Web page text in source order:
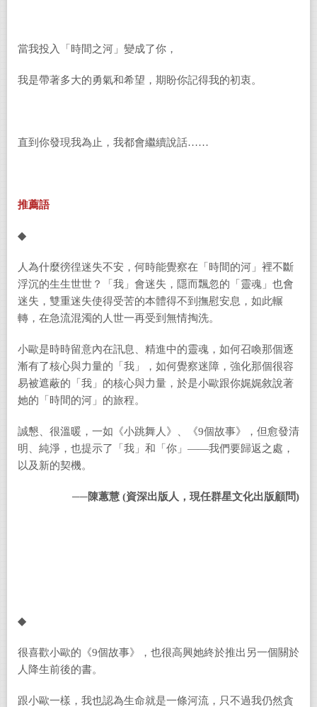
當我投入「時間之河」變成了你，
我是帶著多大的勇氣和希望，期盼你記得我的初衷。
直到你發現我為止，我都會繼續說話……
推薦語
◆
人為什麼徬徨迷失不安，何時能覺察在「時間的河」裡不斷
浮沉的生生世世？「我」會迷失，隱而飄忽的「靈魂」也會
迷失，雙重迷失使得受苦的本體得不到撫慰安息，如此輾
轉，在急流混濁的人世一再受到無情掏洗。
小歐是時時留意內在訊息、精進中的靈魂，如何召喚那個逐
漸有了核心與力量的「我」，如何覺察迷障，強化那個很容
易被遮蔽的「我」的核心與力量，於是小歐跟你娓娓敘說著
她的「時間的河」的旅程。
誠懇、很溫暖，一如《小跳舞人》、《9個故事》，但愈發清
明、純淨，也提示了「我」和「你」——我們要歸返之處，
以及新的契機。
──陳蕙慧 (資深出版人，現任群星文化出版顧問)
◆
很喜歡小歐的《9個故事》，也很高興她終於推出另一個關於
人降生前後的書。
跟小歐一樣，我也認為生命就是一條河流，只不過我仍然貪